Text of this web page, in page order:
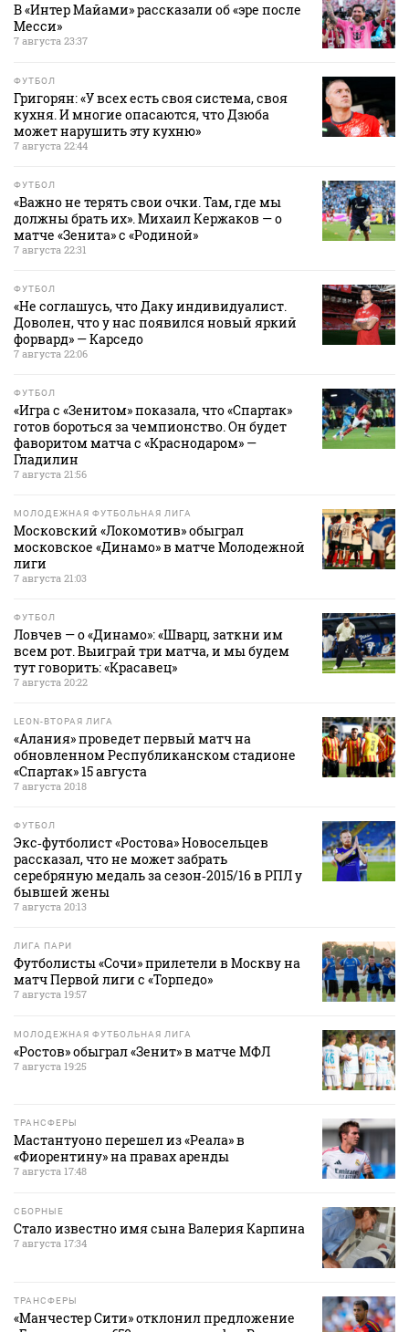
В «Интер Майами» рассказали об «эре после
Месси»
7 августа 23:37
ФУТБОЛ
Григорян: «У всех есть своя система, своя
кухня. И многие опасаются, что Дзюба
может нарушить эту кухню»
7 августа 22:44
ФУТБОЛ
«Важно не терять свои очки. Там, где мы
должны брать их». Михаил Кержаков — о
матче «Зенита» с «Родиной»
7 августа 22:31
ФУТБОЛ
«Не соглашусь, что Даку индивидуалист.
Доволен, что у нас появился новый яркий
форвард» — Карседо
7 августа 22:06
ФУТБОЛ
«Игра с «Зенитом» показала, что «Спартак»
готов бороться за чемпионство. Он будет
фаворитом матча с «Краснодаром» —
Гладилин
7 августа 21:56
МОЛОДЕЖНАЯ ФУТБОЛЬНАЯ ЛИГА
Московский «Локомотив» обыграл
московское «Динамо» в матче Молодежной
лиги
7 августа 21:03
ФУТБОЛ
Ловчев — о «Динамо»: «Шварц, заткни им
всем рот. Выиграй три матча, и мы будем
тут говорить: «Красавец»
7 августа 20:22
LEON-ВТОРАЯ ЛИГА
«Алания» проведет первый матч на
обновленном Республиканском стадионе
«Спартак» 15 августа
7 августа 20:18
ФУТБОЛ
Экс‑футболист «Ростова» Новосельцев
рассказал, что не может забрать
серебряную медаль за сезон‑2015/16 в РПЛ у
бывшей жены
7 августа 20:13
ЛИГА ПАРИ
Футболисты «Сочи» прилетели в Москву на
матч Первой лиги с «Торпедо»
7 августа 19:57
МОЛОДЕЖНАЯ ФУТБОЛЬНАЯ ЛИГА
«Ростов» обыграл «Зенит» в матче МФЛ
7 августа 19:25
ТРАНСФЕРЫ
Мастантуоно перешел из «Реала» в
«Фиорентину» на правах аренды
7 августа 17:48
СБОРНЫЕ
Стало известно имя сына Валерия Карпина
7 августа 17:34
ТРАНСФЕРЫ
«Манчестер Сити» отклонил предложение